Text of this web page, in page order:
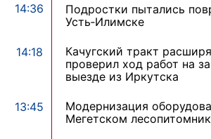
14:36
Подростки пытались
Усть‑Илимске
14:18
Качугский тракт
проверил ход работ на
выезде из Иркутска
13:45
Модернизация
Мегетском